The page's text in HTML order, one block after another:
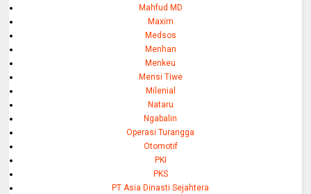
Mahfud MD
Maxim
Medsos
Menhan
Menkeu
Mensi Tiwe
Milenial
Nataru
Ngabalin
Operasi Turangga
Otomotif
PKI
PKS
PT Asia Dinasti Sejahtera